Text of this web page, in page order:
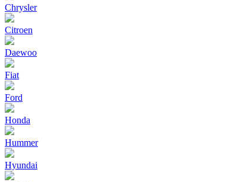
Chrysler
Citroen
Daewoo
Fiat
Ford
Honda
Hummer
Hyundai